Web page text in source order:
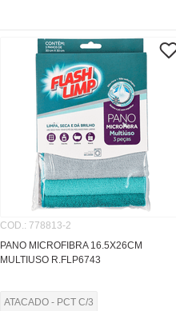
COD.: 778813-2
PANO MICROFIBRA 16.5X26CM
MULTIUSO R.FLP6743
ATACADO - PCT C/3